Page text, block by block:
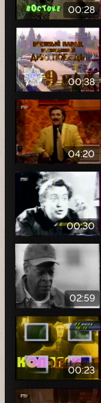
00:28
00:38
04:20
00:30
02:59
00:23